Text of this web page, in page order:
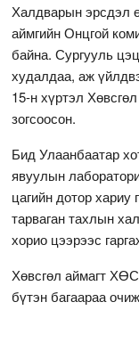
Халдварын эрсдэл
аймгийн Онцгой
байна. Сургууль
худалдаа, аж
15-н хүртэл
зогсоосон.
Бид Улаанбаатар
явуулын
цагийн дотор
тарваган тахлын
хорио цээрээс
Хөвсгөл аймагт
бүтэн багаараа